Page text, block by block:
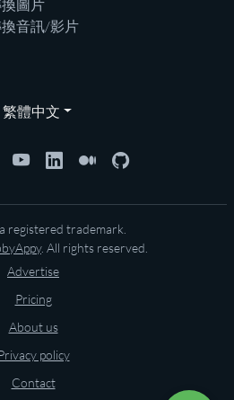
圖片
音訊/影片
繁體中文
registered trademark.
. All rights reserved.
Advertise
Pricing
About us
policy
Contact